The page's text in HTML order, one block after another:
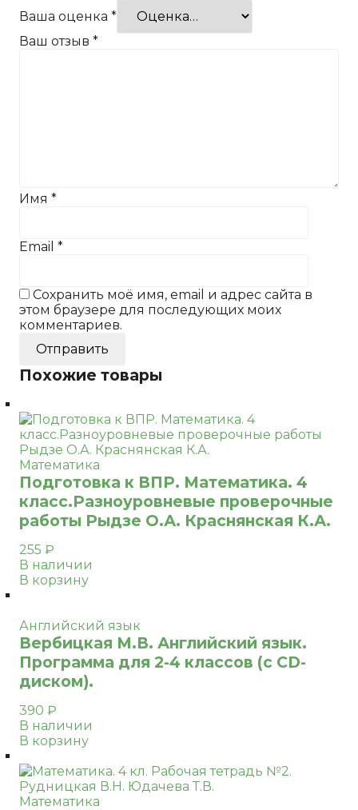
Ваша оценка *
Ваш отзыв *
Имя *
Email *
Сохранить моё имя, email и адрес сайта в
этом браузере для последующих моих
комментариев.
Похожие товары
Математика
Подготовка к ВПР. Математика. 4
класс.Разноуровневые проверочные
работы Рыдзе О.А. Краснянская К.А.
255 ₽
В наличии
В корзину
Английский язык
Вербицкая М.В. Английский язык.
Программа для 2-4 классов (с CD-
диском).
390 ₽
В наличии
В корзину
Математика